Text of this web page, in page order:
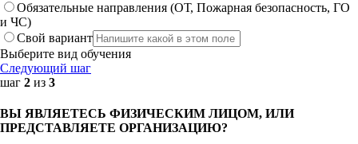
Обязательные направления (ОТ, Пожарная безопасность, ГО
и ЧС)
Свой вариант
Выберите вид обучения
Следующий шаг
шаг 2 из 3
ВЫ ЯВЛЯЕТЕСЬ ФИЗИЧЕСКИМ ЛИЦОМ, ИЛИ
ПРЕДСТАВЛЯЕТЕ ОРГАНИЗАЦИЮ?